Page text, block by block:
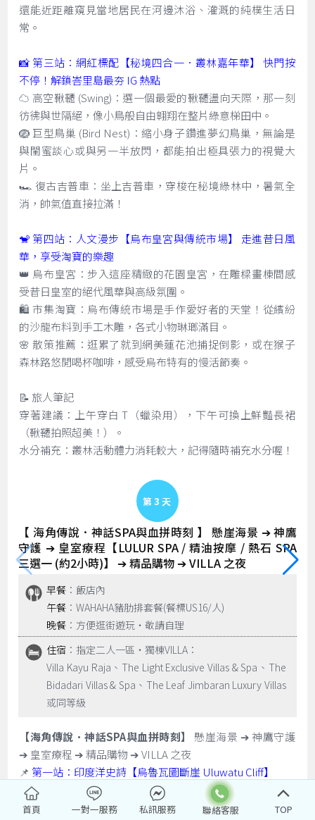
還能近距離窺見當地居民在河邊沐浴、灌溉的純樸生活日
常。
📸 第三站：網紅標配【秘境四合一．叢林嘉年華】 快門按
不停！解鎖峇里島最夯 IG 熱點
☁️ 高空鞦韆 (Swing)：選一個最愛的鞦韆盪向天際，那一刻
彷彿與世隔絕，像小鳥般自由翱翔在整片綠意梯田中。
🪺 巨型鳥巢 (Bird Nest)：縮小身子鑽進夢幻鳥巢，無論是
與閨蜜談心或與另一半放閃，都能拍出極具張力的視覺大
片。
🏎️ 復古吉普車：坐上吉普車，穿梭在秘境綠林中，暑氣全
消，帥氣值直接拉滿！
🐒 第四站：人文漫步【烏布皇宮與傳統市場】 走進昔日風
華，享受淘寶的樂趣
👑 烏布皇宮：步入這座精緻的花園皇宮，在雕樑畫棟間感
受昔日皇室的絕代風華與高級氛圍。
🛍️ 市集淘寶：烏布傳統市場是手作愛好者的天堂！從繽紛
的沙龍布料到手工木雕，各式小物琳瑯滿目。
🌸 散策推薦：逛累了就到網美蓮花池捕捉倒影，或在猴子
森林路悠閒喝杯咖啡，感受烏布特有的慢活節奏。
📝 旅人筆記
穿著建議：上午穿白 T（蠟染用），下午可換上鮮豔長裙
（鞦韆拍照超美！）。
水分補充：叢林活動體力消耗較大，記得隨時補充水分喔！
Day 3
【 海角傳說．神話SPA與血拼時刻 】 懸崖海景 ➔ 神鷹
守護 ➔ 皇室療程【LULUR SPA / 精油按摩 / 熱石 SPA
三選一 (約2小時)】 ➔ 精品購物 ➔ VILLA 之夜
早餐 ：飯店內
午餐 ：WAHAHA豬肋排套餐(餐標US16/人)
晚餐 ：方便逛街遊玩‧敬請自理
住宿 ：指定二人一區‧獨棟VILLA：
Villa Kayu Raja、The Light Exclusive Villas & Spa、The
Bidadari Villas & Spa、The Leaf Jimbaran Luxury Villas
或同等級
【海角傳說．神話SPA與血拼時刻】
懸崖海景 ➔ 神鷹守護
➔ 皇室療程 ➔ 精品購物 ➔ VILLA 之夜
📌 第一站：印度洋史詩【烏魯瓦圖斷崖 Uluwatu Cliff】
📍 絕佳視角：站在斷崖之巔，俯瞰浩瀚無邊的印度洋。斷
崖上是觀海的絕佳位置，典型的峇里島精緻建築與朝向大海
首頁 一對一服務 私訊服務 TOP